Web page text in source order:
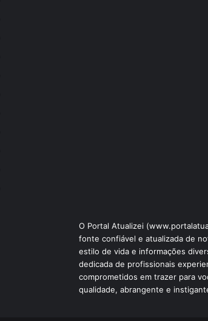
O Portal Atualizei
fonte confiável e atualizada de
estilo de vida e informações
dedicada de profissionais
comprometidos em trazer para
qualidade, abrangente e